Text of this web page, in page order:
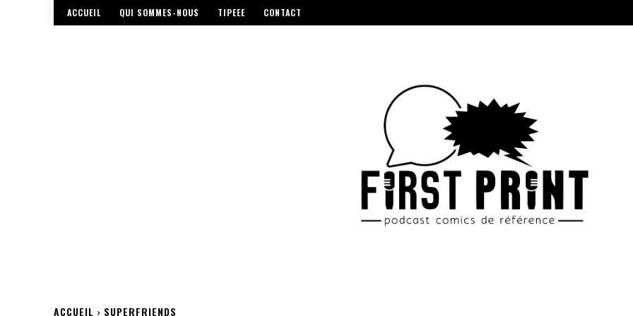
ACCUEIL QUI SOMMES-NOUS TIPEEE CONTACT
ACCUEIL SUPERFRIENDS